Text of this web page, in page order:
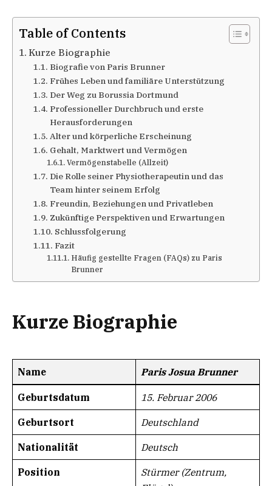
Table of Contents
Kurze Biographie
Biografie von Paris Brunner
Frühes Leben und familiäre Unterstützung
Der Weg zu Borussia Dortmund
Professioneller Durchbruch und erste
Herausforderungen
Alter und körperliche Erscheinung
Gehalt, Marktwert und Vermögen
Vermögenstabelle (Allzeit)
Die Rolle seiner Physiotherapeutin und das
Team hinter seinem Erfolg
Freundin, Beziehungen und Privatleben
Zukünftige Perspektiven und Erwartungen
Schlussfolgerung
Fazit
Häufig gestellte Fragen (FAQs) zu Paris
Brunner
Kurze Biographie
Name Paris Josua Brunner
Geburtsdatum 15. Februar 2006
Geburtsort Deutschland
Nationalität Deutsch
Position
Stürmer (Zentrum,